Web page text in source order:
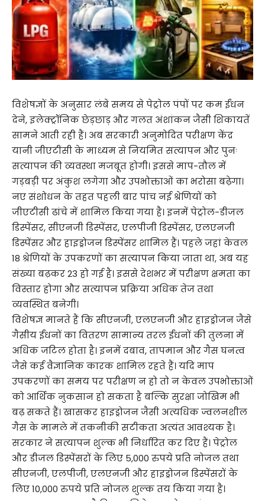
विशेषज्ञों के अनुसार लंबे समय से पेट्रोल पंपों पर कम ईंधन
देने, इलेक्ट्रॉनिक छेड़छाड़ और गलत अंशांकन जैसी शिकायतें
सामने आती रही हैं। अब सरकारी अनुमोदित परीक्षण केंद्र
यानी जीएटीसी के माध्यम से नियमित सत्यापन और पुनः
सत्यापन की व्यवस्था मजबूत होगी। इससे माप-तौल में
गड़बड़ी पर अंकुश लगेगा और उपभोक्ताओं का भरोसा बढ़ेगा।
नए संशोधन के तहत पहली बार पांच नई श्रेणियों को
जीएटीसी ढांचे में शामिल किया गया है। इनमें पेट्रोल-डीजल
डिस्पेंसर, सीएनजी डिस्पेंसर, एलपीजी डिस्पेंसर, एलएनजी
डिस्पेंसर और हाइड्रोजन डिस्पेंसर शामिल हैं। पहले जहां केवल
18 श्रेणियों के उपकरणों का सत्यापन किया जाता था, अब यह
संख्या बढ़कर 23 हो गई है। इससे देशभर में परीक्षण क्षमता का
विस्तार होगा और सत्यापन प्रक्रिया अधिक तेज तथा
व्यवस्थित बनेगी।
विशेषज्ञ मानते हैं कि सीएनजी, एलएनजी और हाइड्रोजन जैसे
गैसीय ईंधनों का वितरण सामान्य तरल ईंधनों की तुलना में
अधिक जटिल होता है। इनमें दबाव, तापमान और गैस घनत्व
जैसे कई वैज्ञानिक कारक शामिल रहते हैं। यदि माप
उपकरणों का समय पर परीक्षण न हो तो न केवल उपभोक्ताओं
को आर्थिक नुकसान हो सकता है बल्कि सुरक्षा जोखिम भी
बढ़ सकते हैं। खासकर हाइड्रोजन जैसी अत्यधिक ज्वलनशील
गैस के मामले में तकनीकी सटीकता अत्यंत आवश्यक है।
सरकार ने सत्यापन शुल्क भी निर्धारित कर दिए हैं। पेट्रोल
और डीजल डिस्पेंसरों के लिए 5,000 रुपये प्रति नोजल तथा
सीएनजी, एलपीजी, एलएनजी और हाइड्रोजन डिस्पेंसरों के
लिए 10,000 रुपये प्रति नोजल शुल्क तय किया गया है।